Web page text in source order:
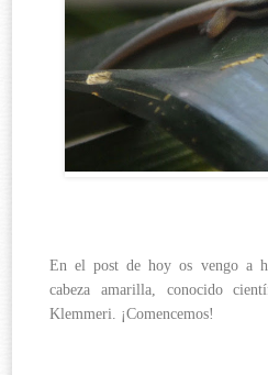
En el post de hoy os vengo a
cabeza amarilla, conocido
Klemmeri. ¡Comencemos!